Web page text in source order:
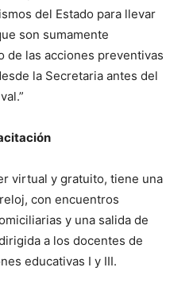
del Estado para llevar
son sumamente
de las acciones preventivas
la Secretaria antes del
virtual y gratuito, tiene una
con encuentros
y una salida de
a los docentes de
educativas I y III.